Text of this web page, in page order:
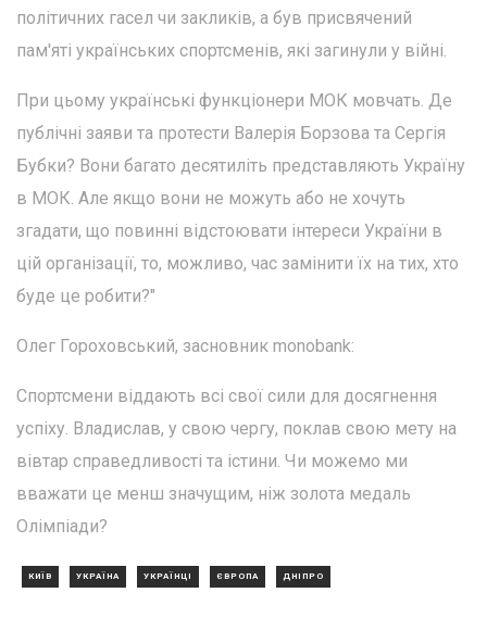
політичних гасел чи закликів, а був присвячений
пам'яті українських спортсменів, які загинули у війні.
При цьому українські функціонери МОК мовчать. Де
публічні заяви та протести Валерія Борзова та Сергія
Бубки? Вони багато десятиліть представляють Україну
в МОК. Але якщо вони не можуть або не хочуть
згадати, що повинні відстоювати інтереси України в
цій організації, то, можливо, час замінити їх на тих, хто
буде це робити?"
Олег Гороховський, засновник monobank:
Спортсмени віддають всі свої сили для досягнення
успіху. Владислав, у свою чергу, поклав свою мету на
вівтар справедливості та істини. Чи можемо ми
вважати це менш значущим, ніж золота медаль
Олімпіади?
КИЇВ УКРАЇНА УКРАЇНЦІ ЄВРОПА ДНІПРО